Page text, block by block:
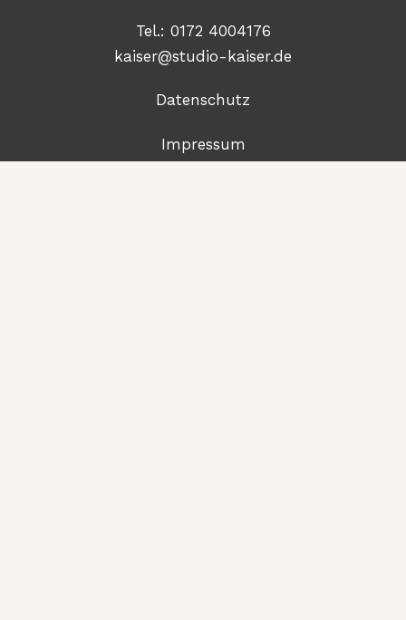
Tel.: 0172 4004176
kaiser@studio-kaiser.de
Impressum
Datenschutz